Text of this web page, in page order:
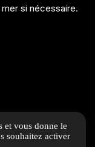
si nécessaire.
et vous donne le
souhaitez activer